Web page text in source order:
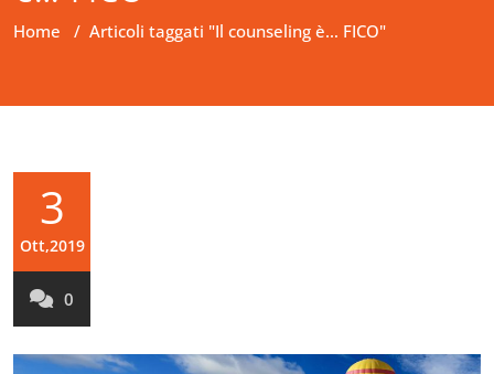
Home / Articoli taggati "Il counseling è… FICO"
3
Ott,2019
0